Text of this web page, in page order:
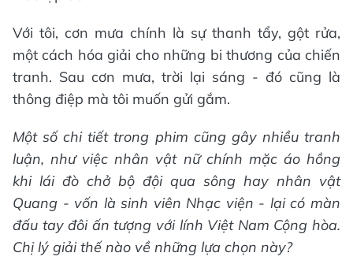
Với tôi, cơn mưa chính là sự thanh tẩy, gột rửa,
một cách hóa giải cho những bi thương của chiến
tranh. Sau cơn mưa, trời lại sáng - đó cũng là
thông điệp mà tôi muốn gửi gắm.
Một số chi tiết trong phim cũng gây nhiều tranh
luận, như việc nhân vật nữ chính mặc áo hồng
khi lái đò chở bộ đội qua sông hay nhân vật
Quang - vốn là sinh viên Nhạc viện - lại có màn
đấu tay đôi ấn tượng với lính Việt Nam Cộng hòa.
Chị lý giải thế nào về những lựa chọn này?